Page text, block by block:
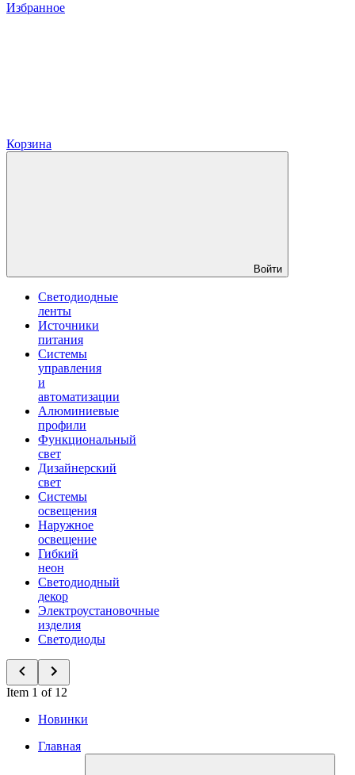
Избранное
Корзина
Войти
Светодиодные
ленты
Источники
питания
Системы
управления
и
автоматизации
Алюминиевые
профили
Функциональный
свет
Дизайнерский
свет
Системы
освещения
Наружное
освещение
Гибкий
неон
Светодиодный
декор
Электроустановочные
изделия
Светодиоды
Item 1 of 12
Новинки
Главная